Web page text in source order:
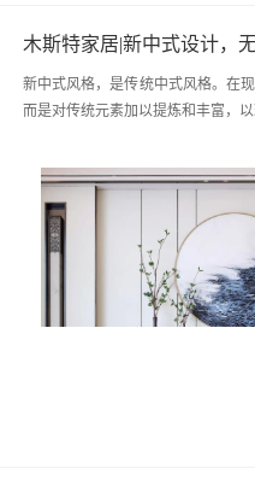
木斯特家居|新中式设计，
新中式风格，是传统中式风格。在
而是对传统元素加以提炼和丰富，